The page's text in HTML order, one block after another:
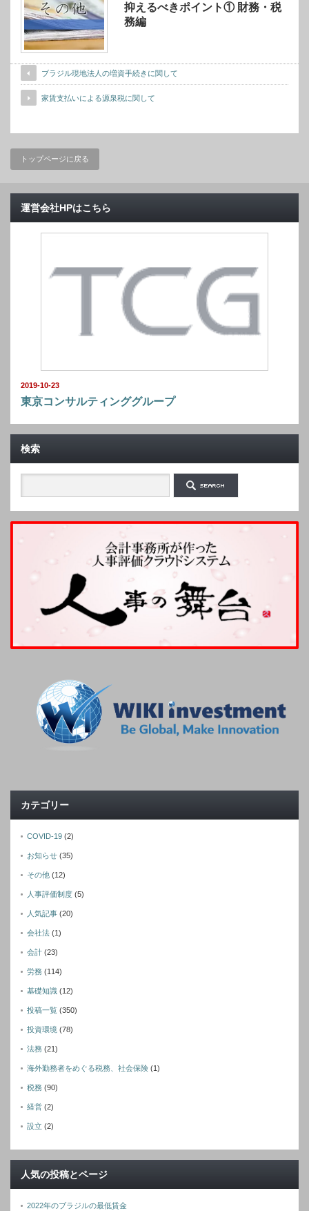
抑えるべきポイント① 財務・税
務編
ブラジル現地法人の増資手続きに関して
家賃支払いによる源泉税に関して
トップページに戻る
運営会社HPはこちら
2019-10-23
東京コンサルティンググループ
検索
カテゴリー
COVID-19 (2)
お知らせ (35)
その他 (12)
人事評価制度 (5)
人気記事 (20)
会社法 (1)
会計 (23)
労務 (114)
基礎知識 (12)
投稿一覧 (350)
投資環境 (78)
法務 (21)
海外勤務者をめぐる税務、社会保険 (1)
税務 (90)
経営 (2)
設立 (2)
人気の投稿とページ
2022年のブラジルの最低賃金